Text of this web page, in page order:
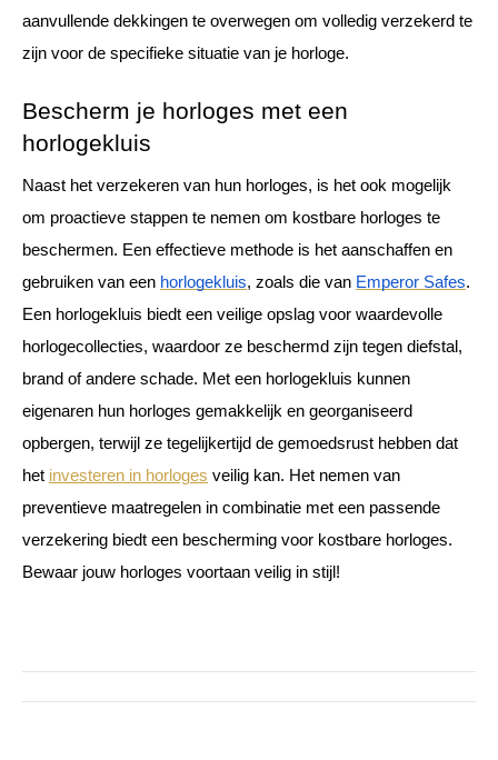
aanvullende dekkingen te overwegen om volledig verzekerd te
zijn voor de specifieke situatie van je horloge.
Bescherm je horloges met een
horlogekluis
Naast het verzekeren van hun horloges, is het ook mogelijk
om proactieve stappen te nemen om kostbare horloges te
beschermen. Een effectieve methode is het aanschaffen en
gebruiken van een horlogekluis, zoals die van Emperor Safes.
Een horlogekluis biedt een veilige opslag voor waardevolle
horlogecollecties, waardoor ze beschermd zijn tegen diefstal,
brand of andere schade. Met een horlogekluis kunnen
eigenaren hun horloges gemakkelijk en georganiseerd
opbergen, terwijl ze tegelijkertijd de gemoedsrust hebben dat
het investeren in horloges veilig kan. Het nemen van
preventieve maatregelen in combinatie met een passende
verzekering biedt een bescherming voor kostbare horloges.
Bewaar jouw horloges voortaan veilig in stijl!